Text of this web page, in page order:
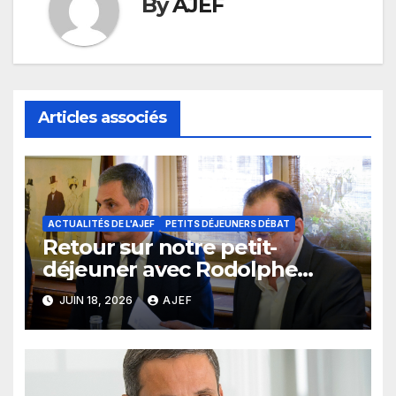
Articles associés
ACTUALITÉS DE L'AJEF PETITS DÉJEUNERS DÉBAT
Retour sur notre petit-
déjeuner avec Rodolphe
Saadé
JUIN 18, 2026 AJEF